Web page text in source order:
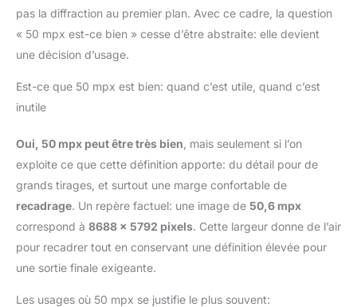
pas la diffraction au premier plan. Avec ce cadre, la question
« 50 mpx est-ce bien » cesse d’être abstraite: elle devient
une décision d’usage.
Est-ce que 50 mpx est bien: quand c’est utile, quand c’est
inutile
Oui, 50 mpx peut être très bien , mais seulement si l’on
exploite ce que cette définition apporte: du détail pour de
grands tirages, et surtout une marge confortable de
recadrage. Un repère factuel: une image de 50,6 mpx
correspond à 8688 × 5792 pixels. Cette largeur donne de l’air
pour recadrer tout en conservant une définition élevée pour
une sortie finale exigeante.
Les usages où 50 mpx se justifie le plus souvent: